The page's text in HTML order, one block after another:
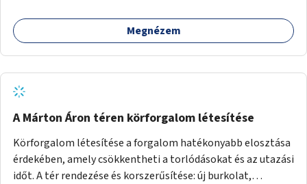
Megnézem
A Márton Áron téren körforgalom létesítése
Körforgalom létesítése a forgalom hatékonyabb elosztása
érdekében, amely csökkentheti a torlódásokat és az utazási
időt. A tér rendezése és korszerűsítése: új burkolat,